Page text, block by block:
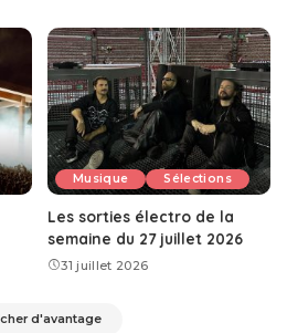
Musique Sélections
Les sorties électro de la
semaine du 27 juillet 2026
31 juillet 2026
d'avantage